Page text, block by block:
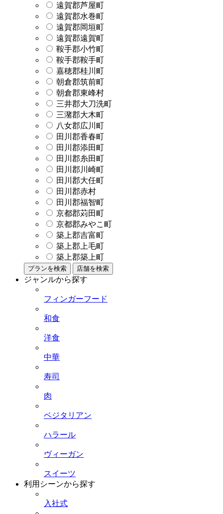
遠賀郡芦屋町
遠賀郡水巻町
遠賀郡岡垣町
遠賀郡遠賀町
鞍手郡小竹町
鞍手郡鞍手町
嘉穂郡桂川町
朝倉郡筑前町
朝倉郡東峰村
三井郡大刀洗町
三潴郡大木町
八女郡広川町
田川郡香春町
田川郡添田町
田川郡糸田町
田川郡川崎町
田川郡大任町
田川郡赤村
田川郡福智町
京都郡苅田町
京都郡みやこ町
築上郡吉富町
築上郡上毛町
築上郡築上町
プランを検索 店舗を検索
ジャンルから探す
フィンガーフード
和食
洋食
中華
寿司
肉
ベジタリアン
ハラール
ヴィーガン
スイーツ
利用シーンから探す
入社式